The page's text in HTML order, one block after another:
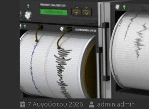
7 Αυγούστου 2026 admin admin